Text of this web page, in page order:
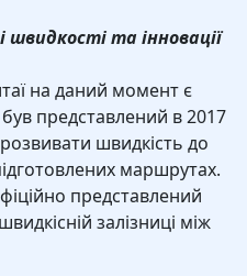
та інновації
на даний момент є
представлений в 2017
швидкість до
маршрутах.
представлений
залізниці між